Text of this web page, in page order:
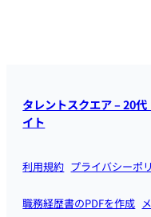
タレントスクエア – 20
イト
利用規約 プライバシーポ
職務経歴書のPDFを作成